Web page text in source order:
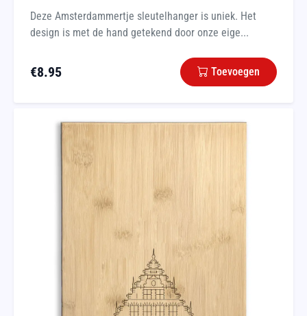
Deze Amsterdammertje sleutelhanger is uniek. Het
design is met de hand getekend door onze eige...
€8.95 Toevoegen